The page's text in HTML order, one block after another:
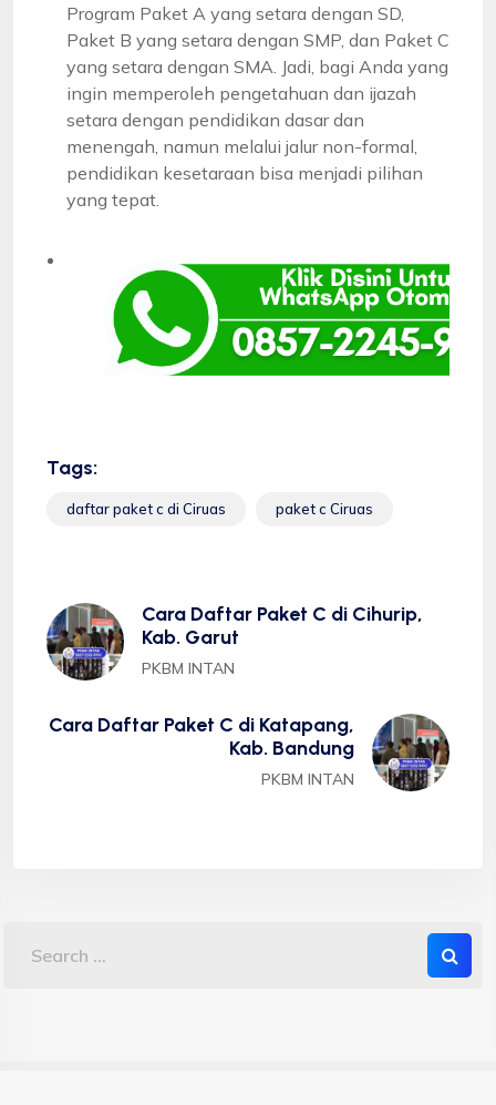
Program Paket A yang setara dengan SD,
Paket B yang setara dengan SMP, dan Paket C
yang setara dengan SMA. Jadi, bagi Anda yang
ingin memperoleh pengetahuan dan ijazah
setara dengan pendidikan dasar dan
menengah, namun melalui jalur non-formal,
pendidikan kesetaraan bisa menjadi pilihan
yang tepat.
Tags:
daftar paket c di Ciruas paket c Ciruas
Cara Daftar Paket C di Cihurip,
Kab. Garut
PKBM INTAN
Cara Daftar Paket C di Katapang,
Kab. Bandung
PKBM INTAN